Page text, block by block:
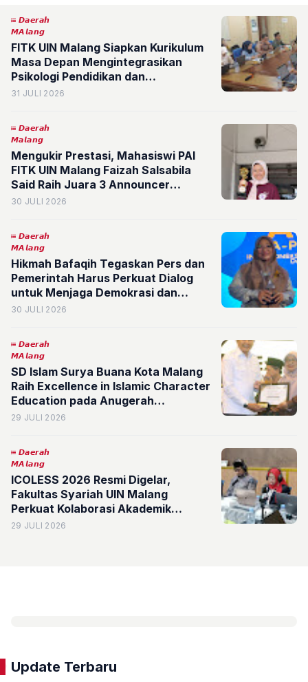
𝘿𝙖𝙚𝙧𝙖𝙝
𝙈𝘼𝙡𝙖𝙣𝙜
FITK UIN Malang Siapkan Kurikulum
Masa Depan Mengintegrasikan
Psikologi Pendidikan dan
Kecerdasan Buatan untuk Mencetak
31 JULI 2026
𝘿𝙖𝙚𝙧𝙖𝙝
𝙈𝙖𝙡𝙖𝙣𝙜
Mengukir Prestasi, Mahasiswi PAI
FITK UIN Malang Faizah Salsabila
Said Raih Juara 3 Announcer
Competition Festival Retorika 2026
30 JULI 2026
𝘿𝙖𝙚𝙧𝙖𝙝
𝙈𝘼𝙡𝙖𝙣𝙜
Hikmah Bafaqih Tegaskan Pers dan
Pemerintah Harus Perkuat Dialog
untuk Menjaga Demokrasi dan
Persatuan Bangsa
30 JULI 2026
𝘿𝙖𝙚𝙧𝙖𝙝
𝙈𝘼𝙡𝙖𝙣𝙜
SD Islam Surya Buana Kota Malang
Raih Excellence in Islamic Character
Education pada Anugerah
Pendidikan 2026
29 JULI 2026
𝘿𝙖𝙚𝙧𝙖𝙝
𝙈𝘼𝙡𝙖𝙣𝙜
ICOLESS 2026 Resmi Digelar,
Fakultas Syariah UIN Malang
Perkuat Kolaborasi Akademik
Internasional
29 JULI 2026
Update Terbaru